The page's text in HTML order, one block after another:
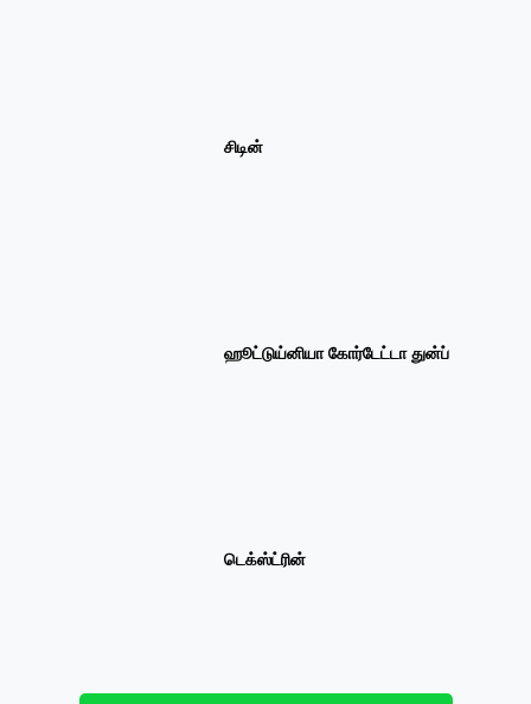
சிடின்
ஹூட்டுய்னியா கோர்டேட்டா துன்ப்
டெக்ஸ்ட்ரின்